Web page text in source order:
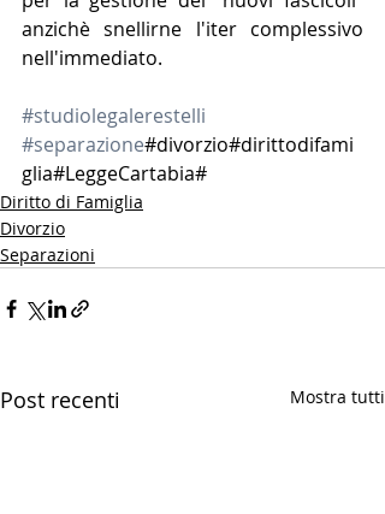
anzichè snellirne l'iter complessivo
nell'immediato.
#studiolegalerestelli
#separazione#divorzio#dirittodifami
glia#LeggeCartabia#
Diritto di Famiglia
Divorzio
Separazioni
Post recenti Mostra tutti